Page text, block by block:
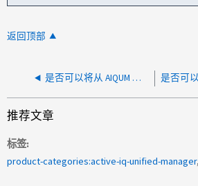
返回顶部
是否可以将从 AIQUM 发送到其配置的 SMTP 服务器的警报导出为摘要或 csv 文件？
推荐文章
标签
product-categories:active-iq-unified-manager